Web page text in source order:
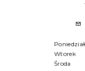
Wtorek
Środa